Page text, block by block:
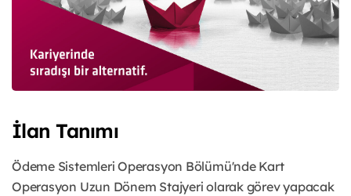
İlan Tanımı
Ödeme Sistemleri Operasyon Bölümü'nde Kart
Operasyon Uzun Dönem Stajyeri olarak görev yapacak